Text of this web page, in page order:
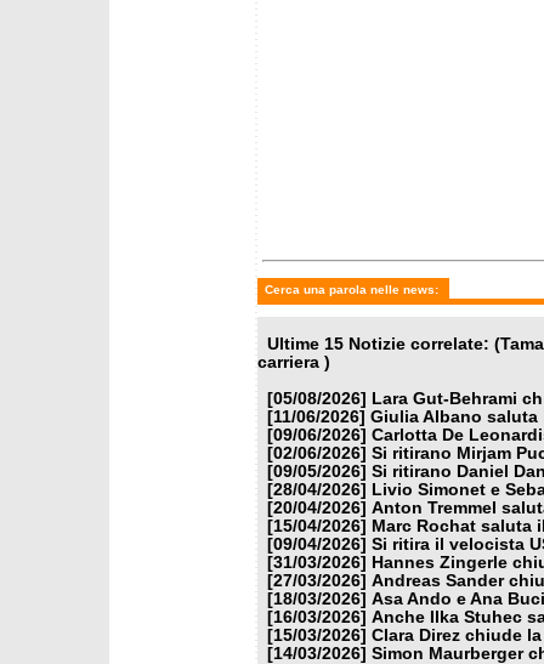
Cerca una parola nelle news:
Ultime 15 Notizie correlate:
carriera )
[05/08/2026]
Lara Gut-Behrami
[11/06/2026] Giulia Albano saluta
[09/06/2026] Carlotta De
[02/06/2026] Si ritirano Mirjam
[09/05/2026] Si ritirano Daniel
[28/04/2026]
Livio Simonet e
[20/04/2026] Anton Tremmel
[15/04/2026] Marc Rochat saluta
[09/04/2026] Si ritira il velocista
[31/03/2026]
Hannes Zingerle
[27/03/2026] Andreas Sander
[18/03/2026] Asa Ando e Ana
[16/03/2026] Anche Ilka Stuhec
[15/03/2026] Clara Direz chiude
[14/03/2026] Simon Maurberger